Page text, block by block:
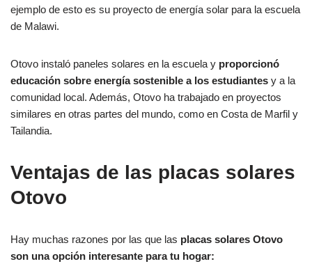
ejemplo de esto es su proyecto de energía solar para la escuela
de Malawi.
Otovo instaló paneles solares en la escuela y proporcionó
educación sobre energía sostenible a los estudiantes y a la
comunidad local. Además, Otovo ha trabajado en proyectos
similares en otras partes del mundo, como en Costa de Marfil y
Tailandia.
Ventajas de las placas solares
Otovo
Hay muchas razones por las que las placas solares Otovo
son una opción interesante para tu hogar: